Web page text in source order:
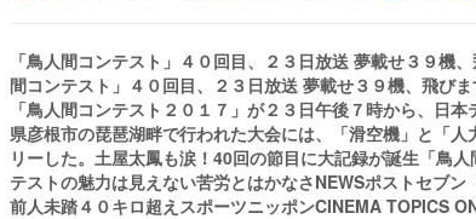
「鳥人間コンテスト」４０回目、２３日放送 夢載せ３９機
間コンテスト」４０回目、２３日放送 夢載せ３９機、飛び
「鳥人間コンテスト２０１７」が２３日午後７時から、日
県彦根市の琵琶湖畔で行われた大会には、「滑空機」と「
リーした。土屋太鳳も涙！40回の節目に大記録が誕生「鳥
テストの魅力は見えない苦労とはかなさNEWSポストセブ
前人未踏４０キロ超えスポーツニッポンCINEMA TOPICS